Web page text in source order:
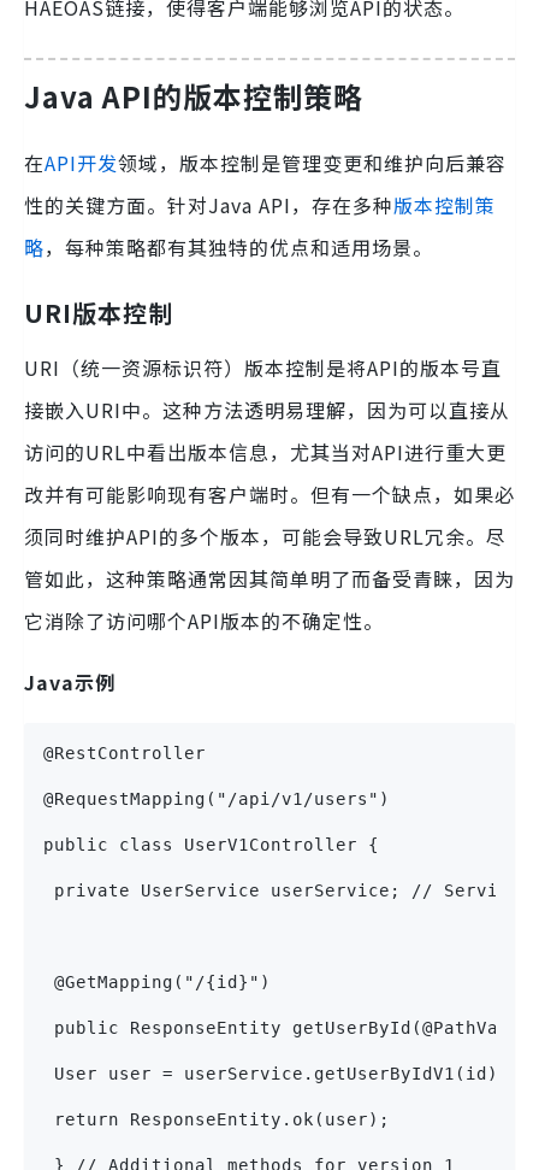
HAEOAS链接，使得客户端能够浏览API的状态。
Java API的版本控制策略
在API开发领域，版本控制是管理变更和维护向后兼容
性的关键方面。针对Java API，存在多种版本控制策
略，每种策略都有其独特的优点和适用场景。
URI版本控制
URI（统一资源标识符）版本控制是将API的版本号直
接嵌入URI中。这种方法透明易理解，因为可以直接从
访问的URL中看出版本信息，尤其当对API进行重大更
改并有可能影响现有客户端时。但有一个缺点，如果必
须同时维护API的多个版本，可能会导致URL冗余。尽
管如此，这种策略通常因其简单明了而备受青睐，因为
它消除了访问哪个API版本的不确定性。
Java示例
@RestController
@RequestMapping("/api/v1/users")
public class UserV1Controller {
private UserService userService; // Service
@GetMapping("/{id}")
public ResponseEntity
User user = userService.getUserByIdV1(id);
return ResponseEntity.ok(user);
} // Additional methods for version 1